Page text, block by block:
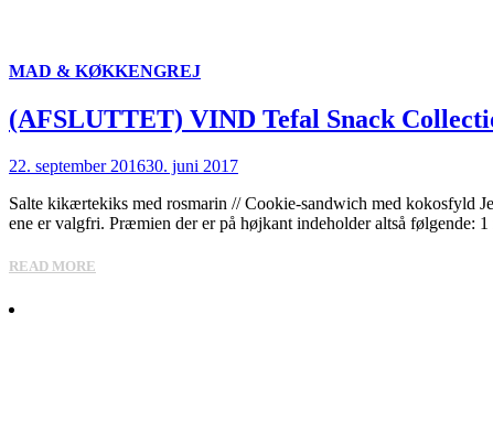
MAD & KØKKENGREJ
(AFSLUTTET) VIND Tefal Snack
22. september 201630. juni 2017
Salte kikærtekiks med rosmarin // Cookie-sandwich med kokosfyld
ene er valgfri. Præmien der er på højkant indeholder altså følgende:
READ MORE